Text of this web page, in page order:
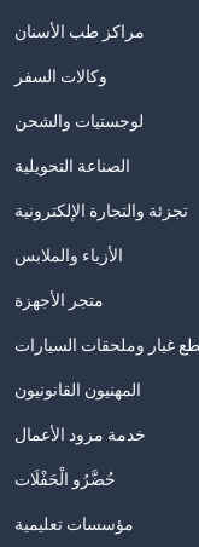
مراكز طب الأسنان
وكالات السفر
لوجستيات والشحن
الصناعة التحويلية
تجزئة والتجارة الإلكترونية
الأزياء والملابس
متجر الأجهزة
غيار وملحقات السيارات
المهنيون القانونيون
خدمة مزود الأعمال
حُضَّرُو الْحَفْلَات
مؤسسات تعليمية